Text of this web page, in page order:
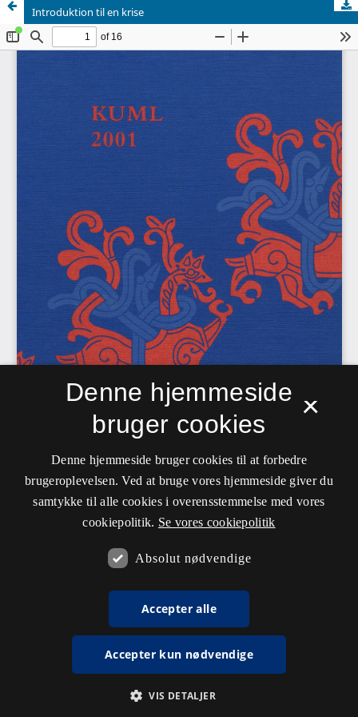
Introduktion til en krise
×
Denne hjemmeside
bruger cookies
Denne hjemmeside bruger cookies til at forbedre
brugeroplevelsen. Ved at bruge vores hjemmeside giver du
samtykke til alle cookies i overensstemmelse med vores
cookiepolitik. Se vores cookiepolitik
Absolut nødvendige
Accepter alle
Accepter kun nødvendige
VIS DETALJER